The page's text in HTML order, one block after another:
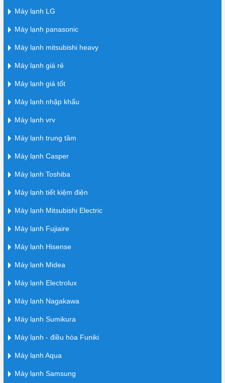
Máy lạnh LG
Máy lạnh panasonic
Máy lạnh mitsubishi heavy
Máy lạnh giá rẻ
Máy lạnh giá tốt
Máy lạnh nhập khẩu
Máy lạnh vrv
Máy lạnh trung tâm
Máy lạnh Casper
Máy lạnh Toshiba
Máy lạnh tiết kiệm điện
Máy lạnh Mitsubishi Electric
Máy lạnh Fujiaire
Máy lạnh Hisense
Máy lạnh Midea
Máy lạnh Electrolux
Máy lạnh Nagakawa
Máy lạnh Sumikura
Máy lạnh - điều hòa Funiki
Máy lạnh Aqua
Máy lạnh Samsung